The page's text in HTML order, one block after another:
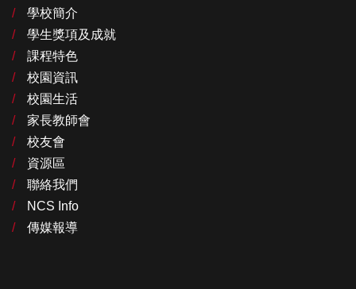
學校簡介
學生獎項及成就
課程特色
校園資訊
校園生活
家長教師會
校友會
資源區
聯絡我們
NCS Info
傳媒報導